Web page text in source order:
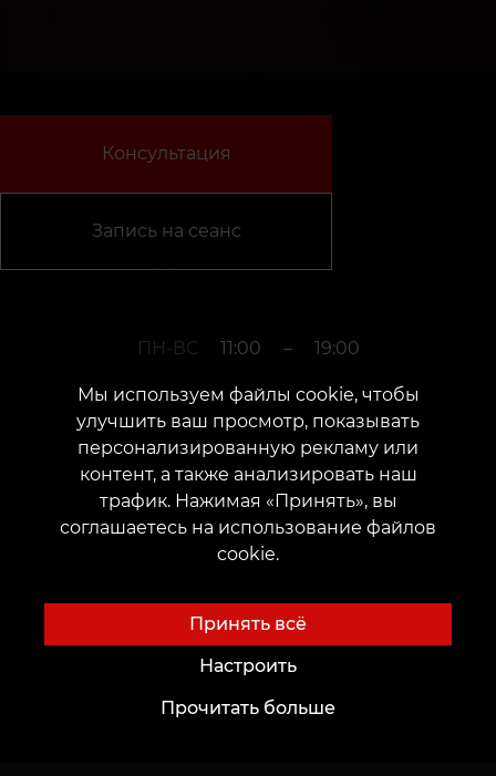
г. Черновцы
Улица Шептицкого, 4
Дата открытия: 12 октября 2018 г.
Консультация
Запись на сеанс
ПН-ВС 11:00 – 19:00
+380952011108
Мы используем файлы cookie, чтобы
улучшить ваш просмотр, показывать
персонализированную рекламу или
контент, а также анализировать наш
трафик. Нажимая «Принять», вы
соглашаетесь на использование файлов
cookie.
Принять всё
Настроить
Прочитать больше